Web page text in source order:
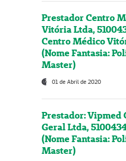
Prestador Centro
Vitória Ltda,
Centro Médico
(Nome Fantasia:
Master)
01 de Abril de 2020
Prestador: Vipmed
Geral Ltda,
(Nome Fantasia:
Master)